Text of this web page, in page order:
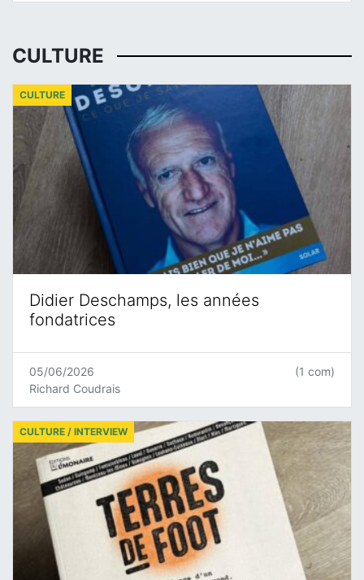
CULTURE
Didier Deschamps, les années
fondatrices
CULTURE
05/06/2026
Richard Coudrais
(1 com)
CULTURE / INTERVIEW